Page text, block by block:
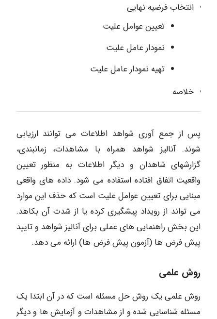
انتخاب فرضیه نهایی
تعیین عوامل علیت
نمودار عامل علیت
تهیه نمودار عامل علیت
خلاصه
پس از جمع آوری شواهد اطلاعات می توانند ارزیابی
شوند. آنالیز شواهد همراه با مشاهدات، زمانبندی،
گزارشهای شاهدان و دیگر اطلاعات به منظور تعیین
واقعیت اتفاق افتاده استفاده می شود. داده های واقعی
مبنایی برای تعیین عوامل علیت است که حذف این موارد
می تواند از رویداد پیشگیری کرده یا از شدت آن بکاهد.
این بخش راهنمایی های عملی برای آنالیز شواهد و تایید
پیش فرض ها (آزمون پیش فرض ها) ارائه می دهد.
روش علمی
روش علمی یک روش حل مسئله است که در آن ابتدا یک
مسئله شناسایی شده و از مشاهدات و آزمایش ها و دیگر